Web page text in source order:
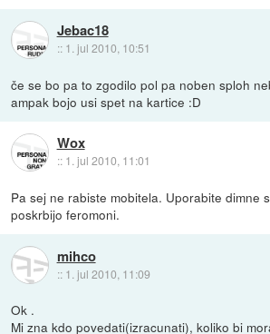
Jebac18
:: 1. jul 2010, 10:51
če se bo pa to zgodilo pol pa noben sploh
ampak bojo usi spet na kartice :D
Wox
:: 1. jul 2010, 11:01
Pa sej ne rabiste mobitela. Uporabite dimne
poskrbijo feromoni.
mihco
:: 1. jul 2010, 11:09
Ok .
Mi zna kdo povedati(izracunati), koliko bi